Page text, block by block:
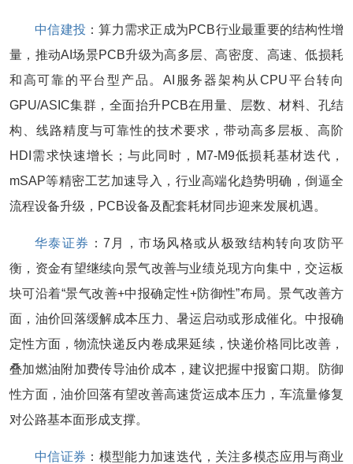
中信建投 ：算力需求正成为PCB行业最重要的结构性增
量，推动AI场景PCB升级为高多层、高密度、高速、低损耗
和高可靠的平台型产品。AI服务器架构从CPU平台转向
GPU/ASIC集群，全面抬升PCB在用量、层数、材料、孔结
构、线路精度与可靠性的技术要求，带动高多层板、高阶
HDI需求快速增长；与此同时，M7-M9低损耗基材迭代，
mSAP等精密工艺加速导入，行业高端化趋势明确，倒逼全
流程设备升级，PCB设备及配套耗材同步迎来发展机遇。
华泰证券 ：7月，市场风格或从极致结构转向攻防平
衡，资金有望继续向景气改善与业绩兑现方向集中，交运板
块可沿着“景气改善+中报确定性+防御性”布局。景气改善方
面，油价回落缓解成本压力、暑运启动或形成催化。中报确
定性方面，物流快递反内卷成果延续，快递价格同比改善，
叠加燃油附加费传导油价成本，建议把握中报窗口期。防御
性方面，油价回落有望改善高速货运成本压力，车流量修复
对公路基本面形成支撑。
中信证券 ：模型能力加速迭代，关注多模态应用与商业